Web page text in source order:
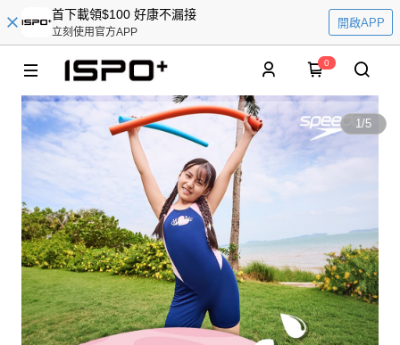
首下載領$100 好康不漏接
立刻使用官方APP
開啟APP
0
1/5